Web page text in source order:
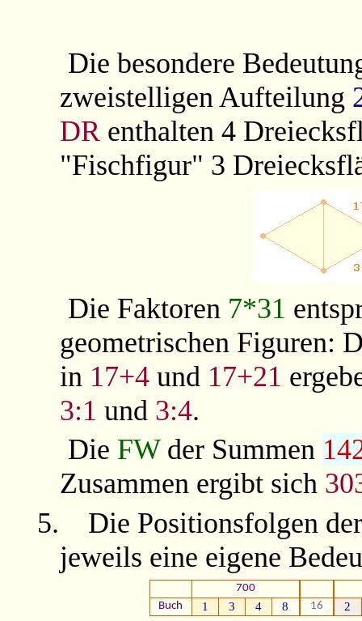
Die besondere
zweistelligen Aufteilung
DR enthalten 4
"Fischfigur" 3
Die Faktoren 7*31
geometrischen Figuren:
in 17+4 und 17+21
3:1 und 3:4.
Die FWder Summen
Zusammen ergibt sich
5.
Die Positionsfolgen
jeweils eine eigene
700
Buch
1 3 4 8 16 2